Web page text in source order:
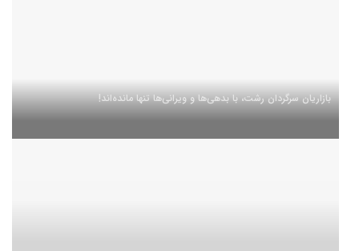
بازاریان سرگردان رشت، با بدهی‌ها و ویرانی‌ها تنها مانده‌اند!